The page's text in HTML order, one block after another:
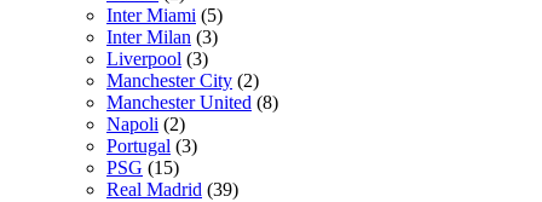
Inter Miami (5)
Inter Milan (3)
Liverpool (3)
Manchester City (2)
Manchester United (8)
Napoli (2)
Portugal (3)
PSG (15)
Real Madrid (39)